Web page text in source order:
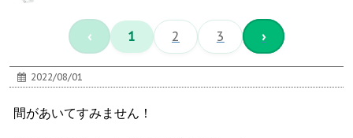
‹ 1 2 3 ›
2022/08/01
間があいてすみません！